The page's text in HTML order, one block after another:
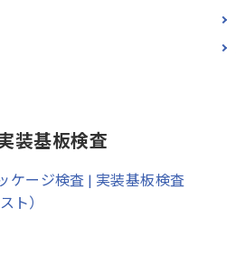
装基板検査
ケージ検査 | 実装基板検査
ト）